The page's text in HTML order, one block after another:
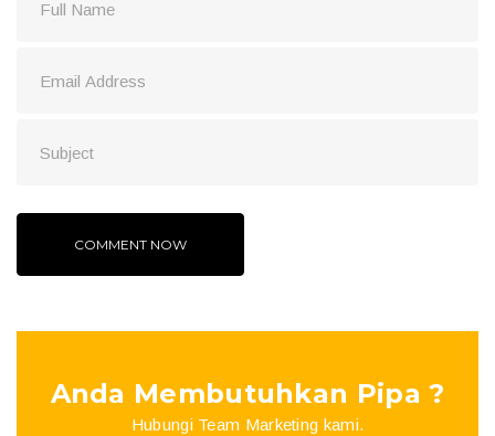
Anda Membutuhkan Pipa ?
Hubungi Team Marketing kami.